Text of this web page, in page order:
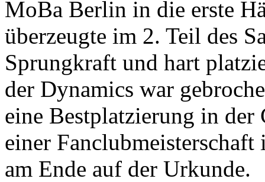
MoBa Berlin in die erste
überzeugte im 2. Teil des
Sprungkraft und hart
der Dynamics war
eine Bestplatzierung in der
einer
am Ende auf der Urkunde.